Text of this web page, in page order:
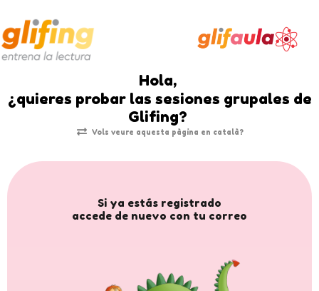
Hola,
¿quieres probar las sesiones grupales de
Glifing?
Vols veure aquesta pàgina en català?
Si ya estás registrado
accede de nuevo con tu correo